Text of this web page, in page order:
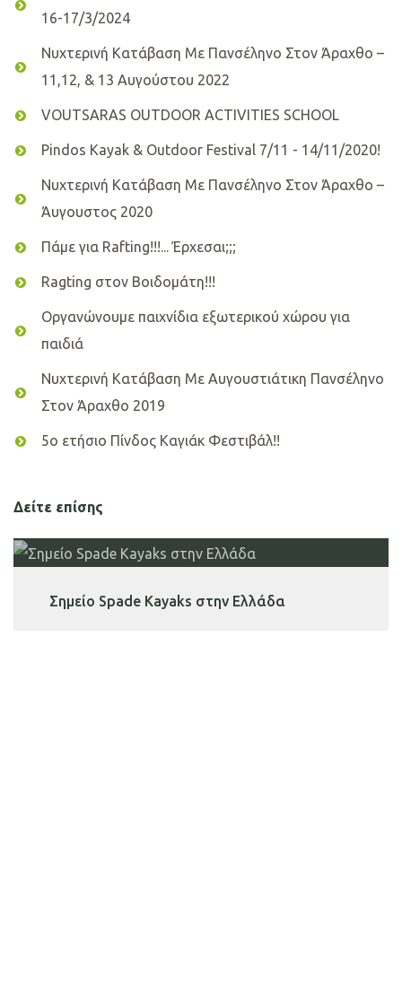
16-17/3/2024
Νυχτερινή Κατάβαση Με Πανσέληνο Στον Άραχθο –
11,12, & 13 Αυγούστου 2022
VOUTSARAS OUTDOOR ACTIVITIES SCHOOL
Pindos Kayak & Outdoor Festival 7/11 - 14/11/2020!
Νυχτερινή Κατάβαση Με Πανσέληνο Στον Άραχθο –
Άυγουστος 2020
Πάμε για Rafting!!!... Έρχεσαι;;;
Ragting στον Βοιδομάτη!!!
Οργανώνουμε παιχνίδια εξωτερικού χώρου για
παιδιά
Νυχτερινή Κατάβαση Με Αυγουστιάτικη Πανσέληνο
Στον Άραχθο 2019
5ο ετήσιο Πίνδος Καγιάκ Φεστιβάλ!!
Δείτε επίσης
Σημείο Spade Kayaks στην Ελλάδα